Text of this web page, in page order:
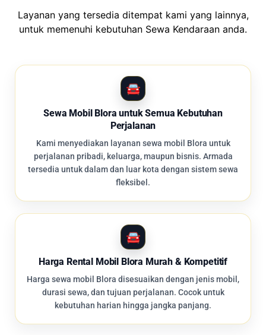
Layanan yang tersedia ditempat kami yang lainnya,
untuk memenuhi kebutuhan Sewa Kendaraan anda.
Sewa Mobil Blora untuk Semua Kebutuhan
Perjalanan
Kami menyediakan layanan sewa mobil Blora untuk
perjalanan pribadi, keluarga, maupun bisnis. Armada
tersedia untuk dalam dan luar kota dengan sistem sewa
fleksibel.
Harga Rental Mobil Blora Murah & Kompetitif
Harga sewa mobil Blora disesuaikan dengan jenis mobil,
durasi sewa, dan tujuan perjalanan. Cocok untuk
kebutuhan harian hingga jangka panjang.